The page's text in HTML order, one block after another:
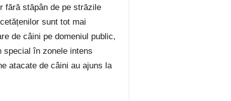
fără stăpân de pe străzile
sunt tot mai
de câini pe domeniul public,
în zonele intens
atacate de câini au ajuns la